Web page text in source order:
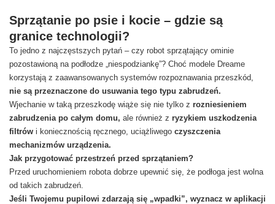
Sprzątanie po psie i kocie – gdzie są
granice technologii?
To jedno z najczęstszych pytań – czy robot sprzątający ominie
pozostawioną na podłodze „niespodziankę”? Choć modele Dreame
korzystają z zaawansowanych systemów rozpoznawania przeszkód,
nie są przeznaczone do usuwania tego typu zabrudzeń.
Wjechanie w taką przeszkodę wiąże się nie tylko z rozniesieniem
zabrudzenia po całym domu, ale również z ryzykiem uszkodzenia
filtrów i koniecznością ręcznego, uciążliwego czyszczenia
mechanizmów urządzenia.
Jak przygotować przestrzeń przed sprzątaniem?
Przed uruchomieniem robota dobrze upewnić się, że podłoga jest wolna
od takich zabrudzeń.
Jeśli Twojemu pupilowi zdarzają się „wpadki”, wyznacz w aplikacji